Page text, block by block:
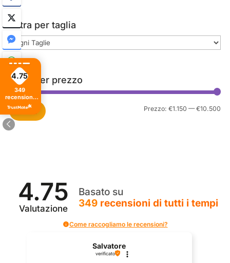
Filtra per taglia
Filtra per prezzo
Filtra Prezzo:€1.150 —€10.500
4.75
Valutazione
Basato su
349recensioni di tutti i tempi
Come raccogliamo le recensioni?
Salvatore
verificato
4.75
349
recensioni
di tutti i
tempi